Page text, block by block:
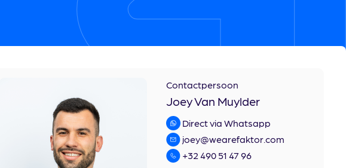
Contactpersoon
Joey Van Muylder
Direct via Whatsapp
joey@wearefaktor.com
+32 490 51 47 96